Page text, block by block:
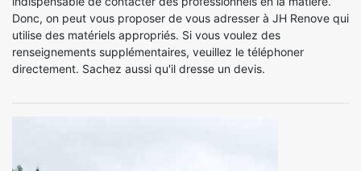
Donc, on peut vous proposer de vous adresser à JH Renove qui
utilise des matériels appropriés. Si vous voulez des
renseignements supplémentaires, veuillez le téléphoner
directement. Sachez aussi qu'il dresse un devis.